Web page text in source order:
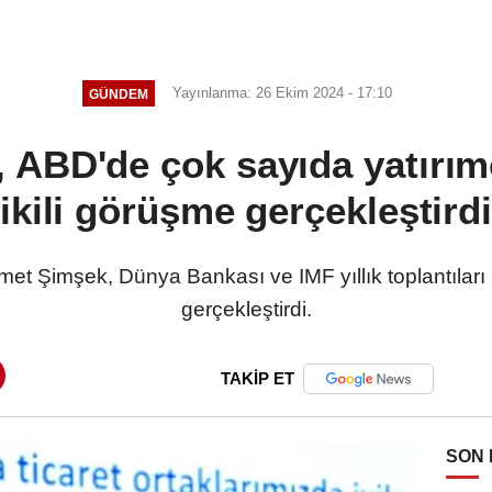
GÜNDEM Yayınlanma: 26 Ekim 2024 - 17:10
çok sayıda
ikili görüşme gerçekleştirdi
Şimşek, Dünya Bankası ve IMF yıllık
gerçekleştirdi.
TAKİP ET
SON